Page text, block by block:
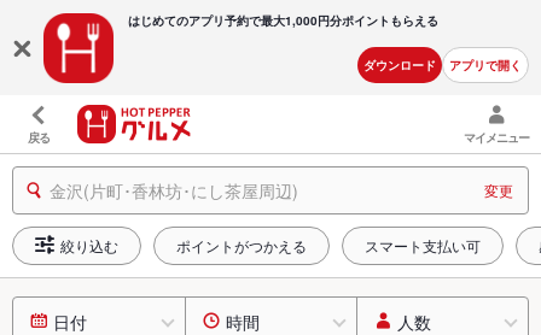
はじめてのアプリ予約で最大1,000円分ポイントもらえる
ダウンロード アプリで開く
戻る マイメニュー
金沢(片町･香林坊･にし茶屋周辺) 変更
絞り込む ポイントがつかえる スマート支払い可
日付 時間 人数